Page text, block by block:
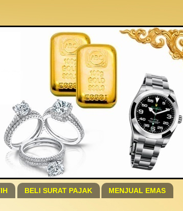
BELI SURAT PAJAK
MENJUAL EMAS